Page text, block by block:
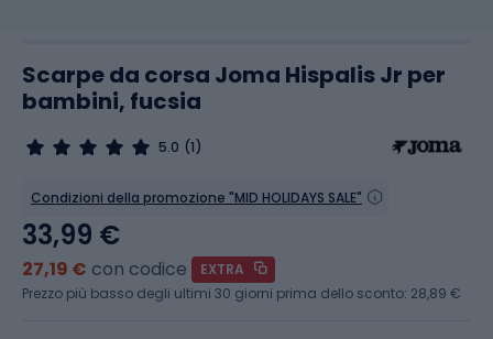
Scarpe da corsa Joma Hispalis Jr per
bambini, fucsia
5.0 (1)
Condizioni della promozione "MID HOLIDAYS SALE"
33,99 €
27,19 € con codice
EXTRA
Prezzo più basso degli ultimi 30 giorni prima dello sconto: 28,89 €